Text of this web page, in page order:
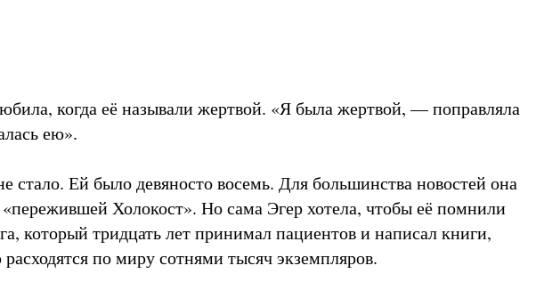
когда её называли жертвой. «Я была жертвой, — поправляла
ею».
стало. Ей было девяносто восемь. Для большинства новостей она
«пережившей Холокост». Но сама Эгер хотела, чтобы её помнили
который тридцать лет принимал пациентов и написал книги,
по миру сотнями тысяч экземпляров.